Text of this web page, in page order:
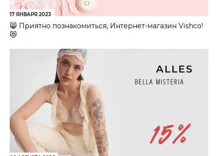
17 ЯНВАРЯ 2023
😸 Приятно познакомиться, Интернет-магазин Vishco!
😻